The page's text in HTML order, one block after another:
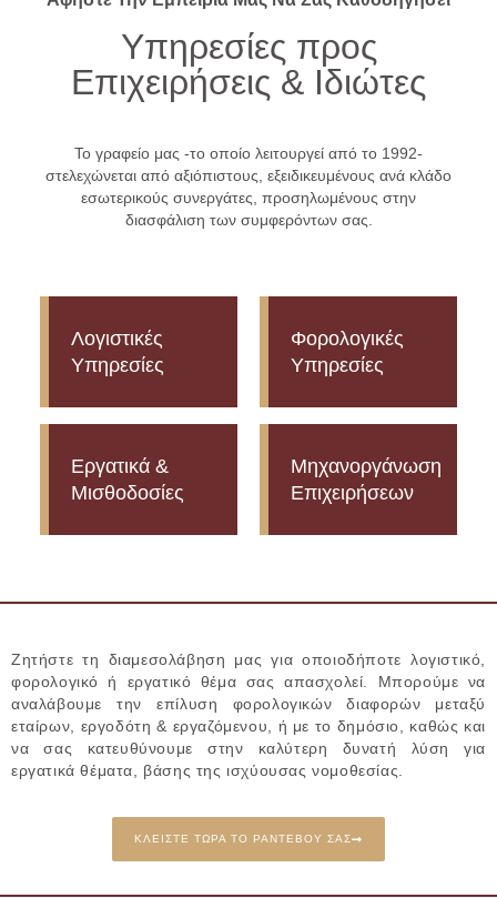
Υπηρεσίες προς
Επιχειρήσεις & Ιδιώτες
Το γραφείο μας -το οποίο λειτουργεί από το 1992-
στελεχώνεται από αξιόπιστους, εξειδικευμένους ανά κλάδο
εσωτερικούς συνεργάτες, προσηλωμένους στην
διασφάλιση των συμφερόντων σας.
Λογιστικές
Υπηρεσίες
Φορολογικές
Υπηρεσίες
Εργατικά &
Μισθοδοσίες
Μηχανοργάνωση
Επιχειρήσεων
Ζητήστε τη διαμεσολάβηση μας για οποιοδήποτε λογιστικό,
φορολογικό ή εργατικό θέμα σας απασχολεί. Μπορούμε να
αναλάβουμε την επίλυση φορολογικών διαφορών μεταξύ
εταίρων, εργοδότη & εργαζόμενου, ή με το δημόσιο, καθώς και
να σας κατευθύνουμε στην καλύτερη δυνατή λύση για
εργατικά θέματα, βάσης της ισχύουσας νομοθεσίας.
ΚΛΕΊΣΤΕ ΤΏΡΑ ΤΟ ΡΑΝΤΕΒΟΎ ΣΑΣ